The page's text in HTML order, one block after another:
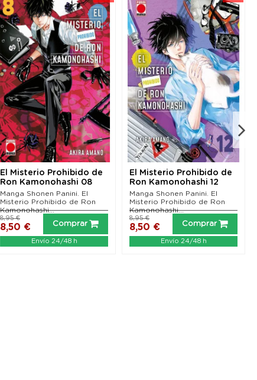
El Misterio Prohibido de
Ron Kamonohashi 08
Manga Shonen Panini. El
Misterio Prohibido de Ron
Kamonohashi...
8,50 €
8,95 €
Comprar
Envío 24/48 h
El Misterio Prohibido de
Ron Kamonohashi 12
Manga Shonen Panini. El
Misterio Prohibido de Ron
Kamonohashi...
8,50 €
8,95 €
Comprar
Envío 24/48 h